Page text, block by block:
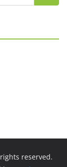
reserved.